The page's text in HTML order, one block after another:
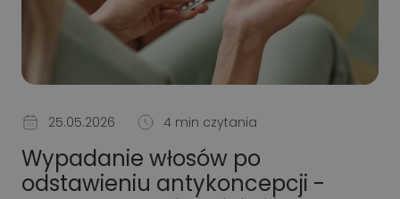
25.05.2026 4 min czytania
Wypadanie włosów po
odstawieniu antykoncepcji -